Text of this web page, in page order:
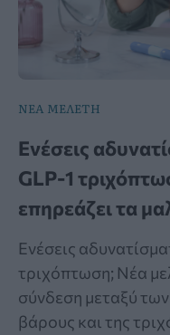
ΝΕΑ ΜΕΛΕΤΗ
Ενέσεις
GLP-1
επηρεάζει τα
Ενέσεις
τριχόπτωση; Νέα
σύνδεση μεταξύ
βάρους και της